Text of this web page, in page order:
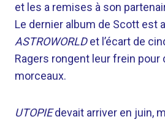
et les a remises à son
Le dernier album de Scott est
ASTROWORLDet l’écart de
Ragers rongent leur frein pour
morceaux.
UTOPIEdevait arriver en juin,